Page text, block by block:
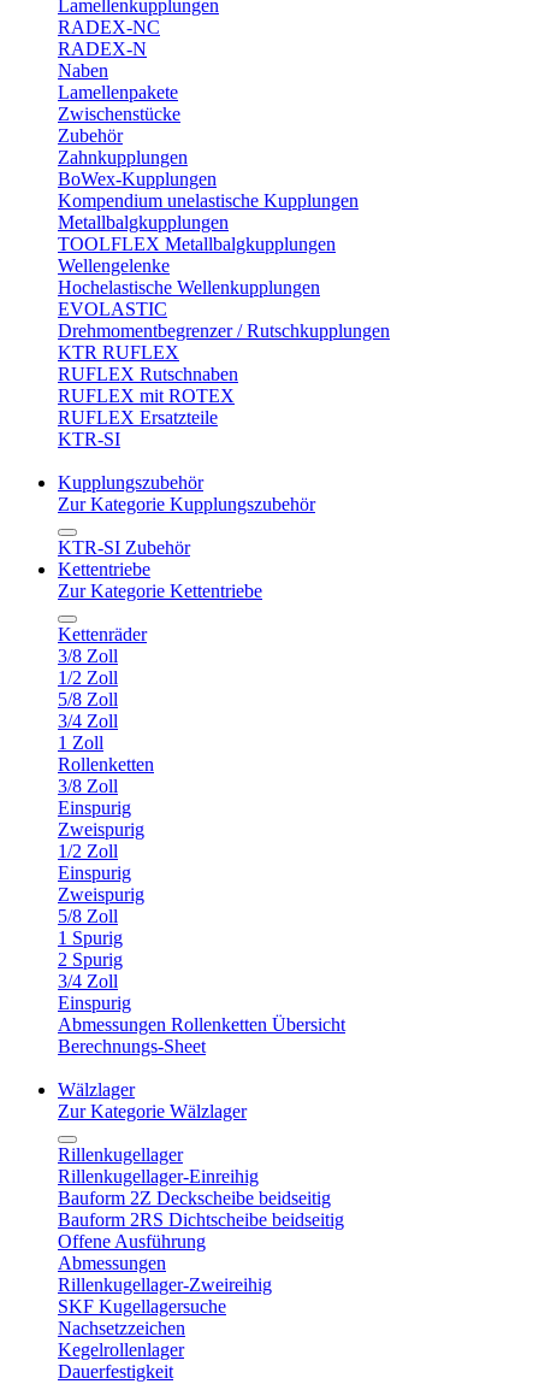
Lamellenkupplungen
RADEX-NC
RADEX-N
Naben
Lamellenpakete
Zwischenstücke
Zubehör
Zahnkupplungen
BoWex-Kupplungen
Kompendium unelastische Kupplungen
Metallbalgkupplungen
TOOLFLEX Metallbalgkupplungen
Wellengelenke
Hochelastische Wellenkupplungen
EVOLASTIC
Drehmomentbegrenzer / Rutschkupplungen
KTR RUFLEX
RUFLEX Rutschnaben
RUFLEX mit ROTEX
RUFLEX Ersatzteile
KTR-SI
Kupplungszubehör
Zur Kategorie Kupplungszubehör
KTR-SI Zubehör
Kettentriebe
Zur Kategorie Kettentriebe
Kettenräder
3/8 Zoll
1/2 Zoll
5/8 Zoll
3/4 Zoll
1 Zoll
Rollenketten
3/8 Zoll
Einspurig
Zweispurig
1/2 Zoll
Einspurig
Zweispurig
5/8 Zoll
1 Spurig
2 Spurig
3/4 Zoll
Einspurig
Abmessungen Rollenketten Übersicht
Berechnungs-Sheet
Wälzlager
Zur Kategorie Wälzlager
Rillenkugellager
Rillenkugellager-Einreihig
Bauform 2Z Deckscheibe beidseitig
Bauform 2RS Dichtscheibe beidseitig
Offene Ausführung
Abmessungen
Rillenkugellager-Zweireihig
SKF Kugellagersuche
Nachsetzzeichen
Kegelrollenlager
Dauerfestigkeit